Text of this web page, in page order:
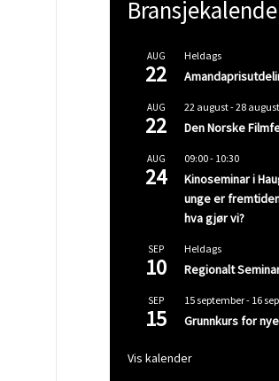
AUG
22
Heldags
AUG
22
22 august-28 august
Den Norske
AUG
24
09:00- 10:30
Kinoseminar i
unge er
hva gjør vi?
SEP
10
Heldags
Regionalt
SEP
15
15 september- 16
Grunnkurs for
Vis kalender